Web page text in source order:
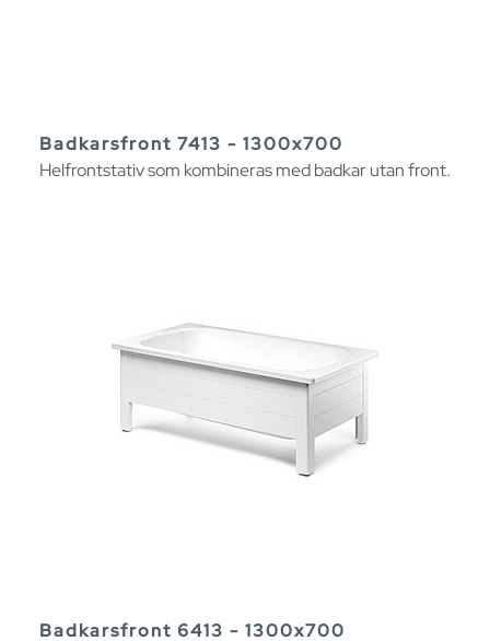
Badkarsfront 7413 - 1300x700
Helfrontstativ som kombineras med badkar utan front.
Badkarsfront 6413 - 1300x700